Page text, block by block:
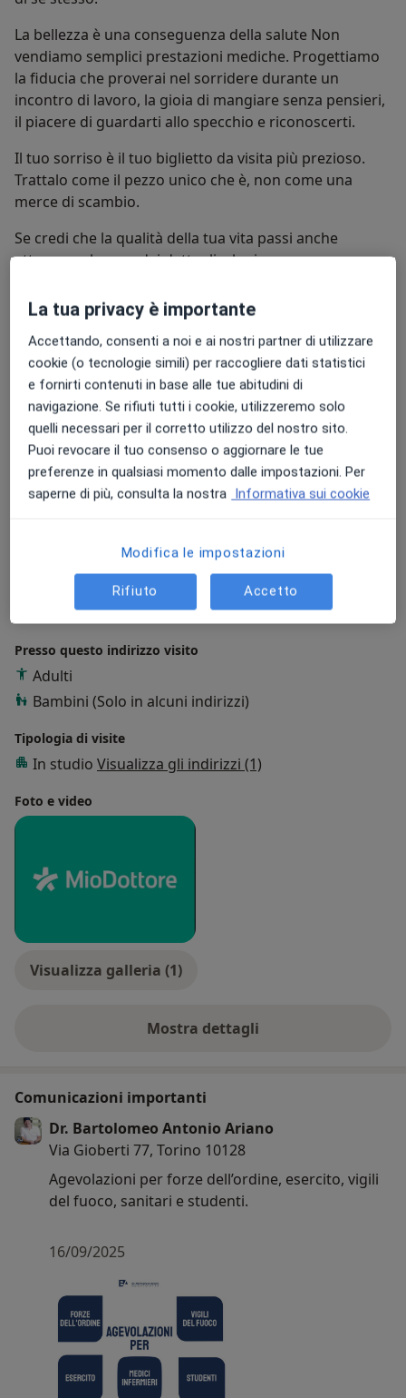
La bellezza è una conseguenza della salute Non
vendiamo semplici prestazioni mediche. Progettiamo
la fiducia che proverai nel sorridere durante un
incontro di lavoro, la gioia di mangiare senza pensieri,
il piacere di guardarti allo specchio e riconoscerti.
Il tuo sorriso è il tuo biglietto da visita più prezioso.
Trattalo come il pezzo unico che è, non come una
merce di scambio.
Se credi che la qualità della tua vita passi anche
attraverso la cura dei dettagli e la ricerca
prima visita.
Il vero costo, è non agire.
Altro Su di me
Aree di competenza principali:
Endodonzia
Ortodonzia
Odontoiatria
Odontoiatria pediatrica
Principali patologie trattate
Carie dentaria Gengivite
Pulpite
Malattia parodontale
Protesi +18
Presso questo indirizzo visito
Adulti
Bambini (Solo in alcuni indirizzi)
Tipologia di visite
In studio Visualizza gli indirizzi (1)
Foto e video
Visualizza galleria (1)
Mostra dettagli
sull'esperienza
Comunicazioni importanti
Dr. Bartolomeo Antonio Ariano
Via Gioberti 77, Torino 10128
Agevolazioni per forze dell’ordine, esercito, vigili
del fuoco, sanitari e studenti.
16/09/2025
La tua privacy è importante
Accettando, consenti a noi e ai nostri partner di utilizzare
cookie (o tecnologie simili) per raccogliere dati statistici
e fornirti contenuti in base alle tue abitudini di
navigazione. Se rifiuti tutti i cookie, utilizzeremo solo
quelli necessari per il corretto utilizzo del nostro sito.
Puoi revocare il tuo consenso o aggiornare le tue
preferenze in qualsiasi momento dalle impostazioni. Per
saperne di più, consulta la nostra Informativa sui cookie
Modifica le impostazioni
Rifiuto Accetto